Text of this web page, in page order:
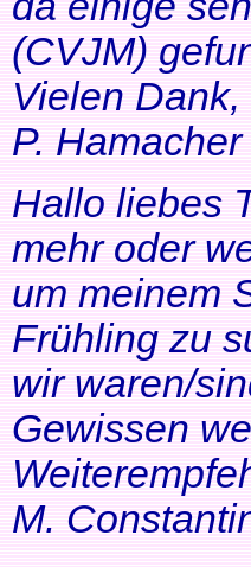
(CVJM)
Vielen
P. Hamacher
Hallo liebes
mehr oder
um meinem
Frühling zu
wir waren/
Gewissen
M.